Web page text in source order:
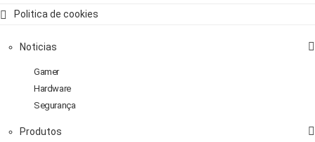
Politica de cookies
Noticias
Gamer
Hardware
Segurança
Produtos